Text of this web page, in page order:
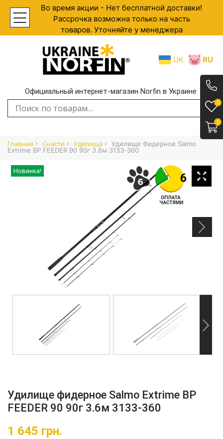
Во время акции - Нет бесплатной доставки!
Рассрочка возможна только на часть
товаров. Уточняйте у менеджера
UK RU
Официальный интернет-магазин Norfin в Украине
Искать:
Главная Cнасти Удилища
Удилище Фидерное Salmo
Extrime BP FEEDER 90 90г 3.6м 3133-360
0
0
Новинка!
Удилище фидерное Salmo Extrime BP
FEEDER 90 90г 3.6м 3133-360
1 645 грн.